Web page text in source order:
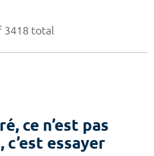
3418 total
ce n’est pas
essayer